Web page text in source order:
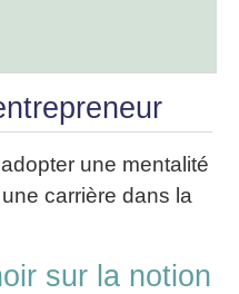
une mentalité
carrière dans la
sur la notion